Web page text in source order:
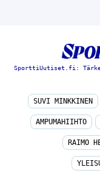
SporttiUutiset.fi:
SUVI MINKKINEN
AMPUMAHIIHTO
RAIMO